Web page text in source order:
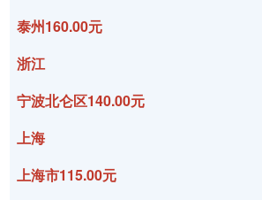
泰州160.00元
浙江
宁波北仑区140.00元
上海
上海市115.00元